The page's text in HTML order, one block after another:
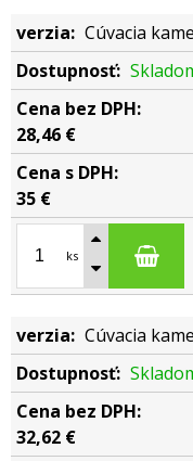
Cúvacia
28,46 €
35 €
ks
Cúvacia
32,62 €